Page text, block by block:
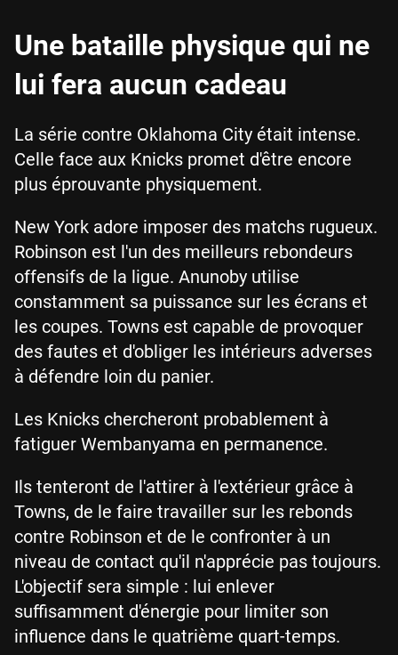
Une bataille physique qui ne
lui fera aucun cadeau
La série contre Oklahoma City était intense.
Celle face aux Knicks promet d'être encore
plus éprouvante physiquement.
New York adore imposer des matchs rugueux.
Robinson est l'un des meilleurs rebondeurs
offensifs de la ligue. Anunoby utilise
constamment sa puissance sur les écrans et
les coupes. Towns est capable de provoquer
des fautes et d'obliger les intérieurs adverses
à défendre loin du panier.
Les Knicks chercheront probablement à
fatiguer Wembanyama en permanence.
Ils tenteront de l'attirer à l'extérieur grâce à
Towns, de le faire travailler sur les rebonds
contre Robinson et de le confronter à un
niveau de contact qu'il n'apprécie pas toujours.
L'objectif sera simple : lui enlever
suffisamment d'énergie pour limiter son
influence dans le quatrième quart-temps.